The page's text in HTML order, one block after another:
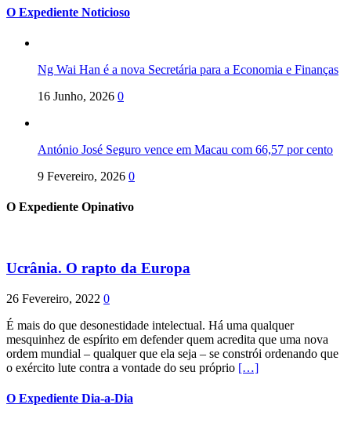
O Expediente Noticioso
Ng Wai Han é a nova Secretária para a Economia e Finanças
16 Junho, 2026 0
António José Seguro vence em Macau com 66,57 por cento
9 Fevereiro, 2026 0
O Expediente Opinativo
Ucrânia. O rapto da Europa
26 Fevereiro, 2022 0
É mais do que desonestidade intelectual. Há uma qualquer
mesquinhez de espírito em defender quem acredita que uma nova
ordem mundial – qualquer que ela seja – se constrói ordenando que
o exército lute contra a vontade do seu próprio […]
O Expediente Dia-a-Dia